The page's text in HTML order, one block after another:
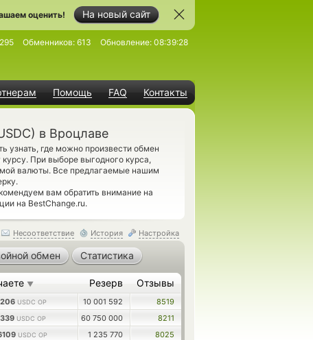
На новый сайт
оценить!
Помощь FAQ Контакты
Обменников: 613 Обновление: 08:39:28
в Вроцлаве
узнать, где можно произвести обмен
При выборе выгодного курса,
валюты. Все предлагаемые нашим
вам обратить внимание на
на BestChange.ru.
Несоответствие История Настройка
обмен Статистика
▼ Резерв Отзывы
USDC OP 10 001 592
8519
USDC OP 60 750 000
8211
USDC OP 1 235 770
8025